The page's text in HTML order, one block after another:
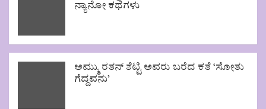
ನ್ಯಾನೋ ಕಥೆಗಳು
ಅಮ್ಮು ರತನ್ ಶೆಟ್ಟಿ ಅವರು ಬರೆದ ಕತೆ ‘ಸೋತು
ಗೆದ್ದವನು’